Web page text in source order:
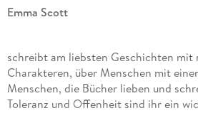
Emma Scott
schreibt am liebsten Geschichten
Charakteren, über Menschen mit
Menschen, die Bücher lieben und
Toleranz und Offenheit sind ihr ein